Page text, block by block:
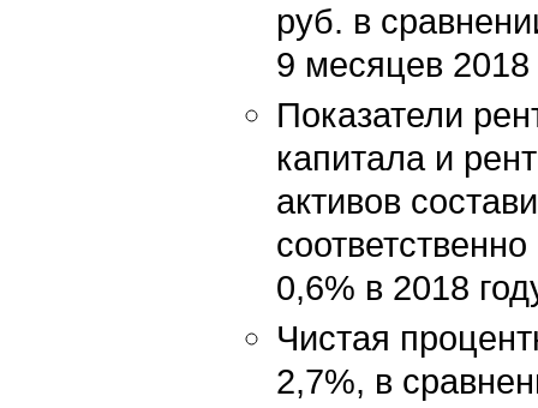
руб. в
9 месяцев
Показатели
капитала и
активов
0,6% в 2018
Чистая
2,7%, в